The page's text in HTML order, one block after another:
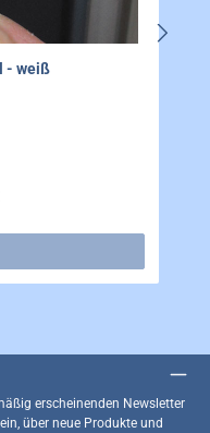
- weiß
Preis:
erscheinenden Newsletter
über neue Produkte und